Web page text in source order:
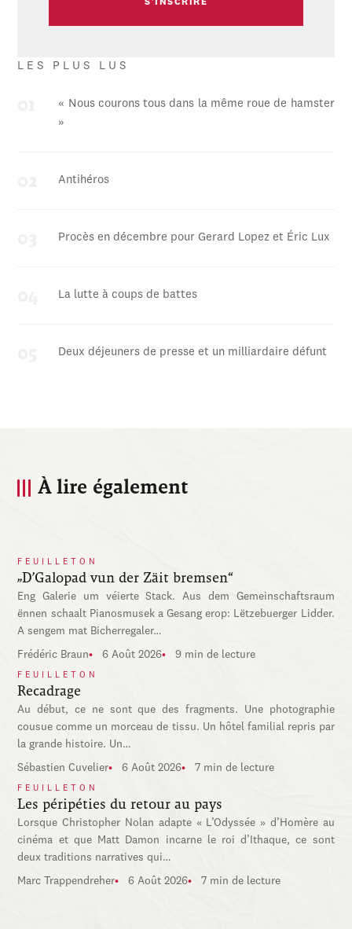
LES PLUS LUS
« Nous courons tous dans la même roue de hamster
»
Antihéros
Procès en décembre pour Gerard Lopez et Éric Lux
La lutte à coups de battes
Deux déjeuners de presse et un milliardaire défunt
À lire également
FEUILLETON
„D’Galopad vun der Zäit bremsen“
Eng Galerie um véierte Stack. Aus dem Gemeinschaftsraum
ënnen schaalt Pianosmusek a Gesang erop: Lëtzebuerger Lidder.
A sengem mat Bicherregaler…
Frédéric Braun 6 Août 2026 9 min de lecture
FEUILLETON
Recadrage
Au début, ce ne sont que des fragments. Une photographie
cousue comme un morceau de tissu. Un hôtel familial repris par
la grande histoire. Un…
Sébastien Cuvelier 6 Août 2026 7 min de lecture
FEUILLETON
Les péripéties du retour au pays
Lorsque Christopher Nolan adapte « L’Odyssée » d’Homère au
cinéma et que Matt Damon incarne le roi d’Ithaque, ce sont
deux traditions narratives qui…
Marc Trappendreher 6 Août 2026 7 min de lecture